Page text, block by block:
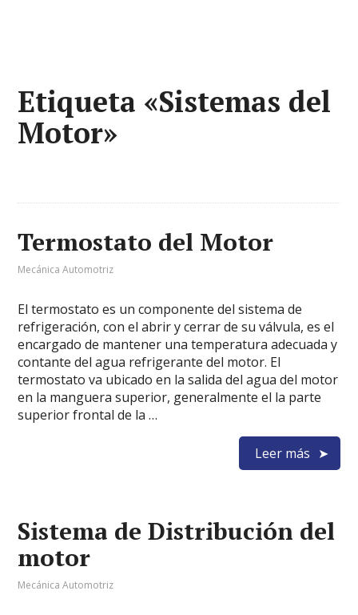
Etiqueta «Sistemas del
Motor»
Termostato del Motor
Mecánica Automotriz
El termostato es un componente del sistema de
refrigeración, con el abrir y cerrar de su válvula, es el
encargado de mantener una temperatura adecuada y
contante del agua refrigerante del motor. El
termostato va ubicado en la salida del agua del motor
en la manguera superior, generalmente el la parte
superior frontal de la …
Leer más
Sistema de Distribución del
motor
Mecánica Automotriz